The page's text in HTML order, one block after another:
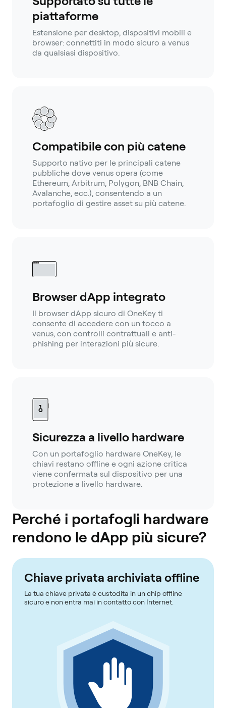
piattaforme
Estensione per desktop, dispositivi mobili e
browser: connettiti in modo sicuro a venus
da qualsiasi dispositivo.
Compatibile con più catene
Supporto nativo per le principali catene
pubbliche dove venus opera (come
Ethereum, Arbitrum, Polygon, BNB Chain,
Avalanche, ecc.), consentendo a un
portafoglio di gestire asset su più catene.
Browser dApp integrato
Il browser dApp sicuro di OneKey ti
consente di accedere con un tocco a
venus, con controlli contrattuali e anti-
phishing per interazioni più sicure.
Sicurezza a livello hardware
Con un portafoglio hardware OneKey, le
chiavi restano offline e ogni azione critica
viene confermata sul dispositivo per una
protezione a livello hardware.
Perché i portafogli hardware
rendono le dApp più sicure?
Chiave privata archiviata offline
La tua chiave privata è custodita in un chip offline
sicuro e non entra mai in contatto con Internet.